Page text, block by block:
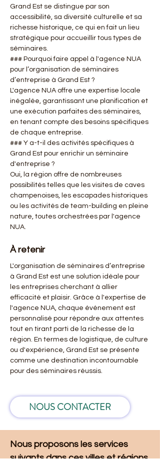
Grand Est se distingue par son
accessibilité, sa diversité culturelle et sa
richesse historique, ce qui en fait un lieu
stratégique pour accueillir tous types de
séminaires.
### Pourquoi faire appel à l'agence NUA
pour l’organisation de séminaires
d’entreprise à Grand Est ?
L'agence NUA offre une expertise locale
inégalée, garantissant une planification et
une exécution parfaites des séminaires,
en tenant compte des besoins spécifiques
de chaque entreprise.
### Y a-t-il des activités spécifiques à
Grand Est pour enrichir un séminaire
d'entreprise ?
Oui, la région offre de nombreuses
possibilités telles que les visites de caves
champenoises, les escapades historiques
ou les activités de team-building en pleine
nature, toutes orchestrées par l'agence
NUA.
À retenir
L'organisation de séminaires d’entreprise
à Grand Est est une solution idéale pour
les entreprises cherchant à allier
efficacité et plaisir. Grâce à l'expertise de
l'agence NUA, chaque événement est
personnalisé pour répondre aux attentes
tout en tirant parti de la richesse de la
région. En termes de logistique, de culture
ou d'expérience, Grand Est se présente
comme une destination incontournable
pour des séminaires réussis.
NOUS CONTACTER
Nous proposons les services
suivants dans ces villes et régions